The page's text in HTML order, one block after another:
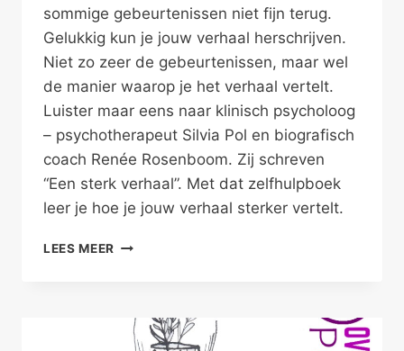
sommige gebeurtenissen niet fijn terug.
Gelukkig kun je jouw verhaal herschrijven.
Niet zo zeer de gebeurtenissen, maar wel
de manier waarop je het verhaal vertelt.
Luister maar eens naar klinisch psycholoog
– psychotherapeut Silvia Pol en biografisch
coach Renée Rosenboom. Zij schreven
“Een sterk verhaal”. Met dat zelfhulpboek
leer je hoe je jouw verhaal sterker vertelt.
LEES MEER MAAK
EEN
STERK